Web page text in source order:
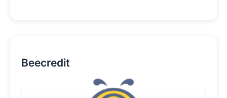
Beecredit